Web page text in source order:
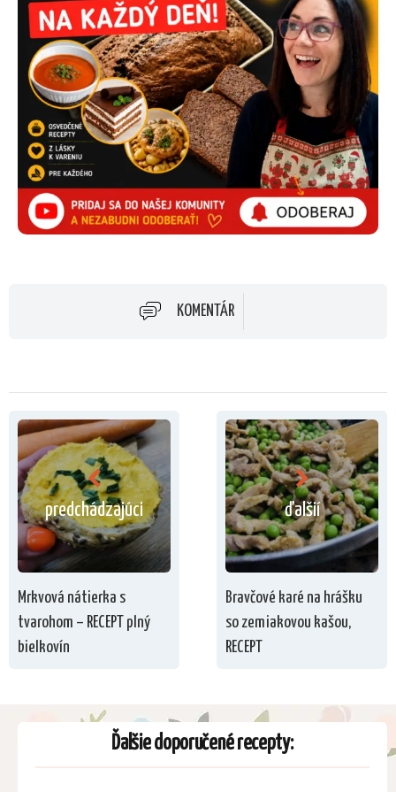
KOMENTÁR
predchádzajúci
Mrkvová nátierka s
tvarohom – RECEPT plný
bielkovín
ďalšií
Bravčové karé na hrášku
so zemiakovou kašou,
RECEPT
Ďalšie doporučené recepty: